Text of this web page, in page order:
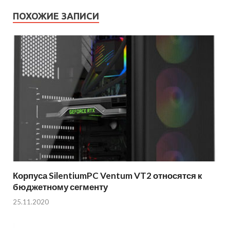
ПОХОЖИЕ ЗАПИСИ
Корпуса SilentiumPC Ventum VT2 относятся к
бюджетному сегменту
25.11.2020